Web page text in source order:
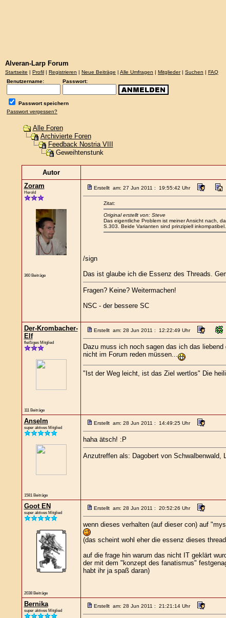
Alveran-Larp Forum
Startseite | Profil | Registrieren | Neue Beiträge | Alle Umfragen | Mitglieder| Suchen | FAQ
Benutzername:
Passwort:
Passwort speichern
Passwort vergessen?
Alle Foren
Archivierte Foren
Feedback Nostria VIII
Geweihtenstunk
Autor
Zoram
Herold
360 Beiträge
Erstellt am: 27 Jun 2011 : 19:55:42 Uhr
Zitat:
Original erstellt von: Steve
Das eigentliche Problem ist meiner Ansicht nach,
S.303. Beide Varianten sind prinzipiell
/sign
Das ist glaube ich die Essenz des Threads.
Fragen? Keine? Weitermachen!
NSC - der bessere SC
Der-Krombacher-
Elf
fleißiges Mitglied
111 Beiträge
Erstellt am: 28 Jun 2011 : 12:22:49 Uhr
Dazu muss ich noch sagen das ich das
nicht im Forum reden müssen...
"Ist der Weg leicht, ist das Ziel wertlos" Die
Anselm
super aktives Mitglied
1581 Beiträge
Erstellt am: 28 Jun 2011 : 14:49:25 Uhr
haha ätsch! :P
Anzutreffen als: Dagobert von Schwalbenwald,
Goot EN
super aktives Mitglied
2038 Beiträge
Erstellt am: 28 Jun 2011 : 20:52:26 Uhr
wenn dieses verhalten (auf dieser con) auf
(das scheint wohl eher die essenz dieses
auf die frage hin warum das nicht IT geklärt
der mit dem "konzept des fanatismus"
habt ihr ja spaß daran)
Bernika
super aktives Mitglied
Erstellt am: 28 Jun 2011 : 21:21:14 Uhr